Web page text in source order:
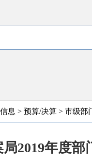
息 > 预算/决算 > 市级部
2019年度部